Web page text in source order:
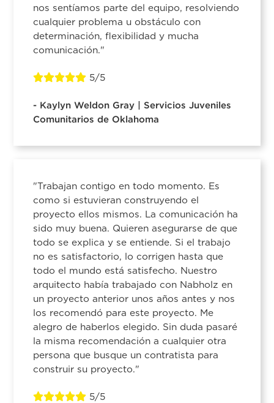
nos sentíamos parte del equipo, resolviendo
cualquier problema u obstáculo con
determinación, flexibilidad y mucha
comunicación."
5/5
- Kaylyn Weldon Gray | Servicios Juveniles
Comunitarios de Oklahoma
"Trabajan contigo en todo momento. Es
como si estuvieran construyendo el
proyecto ellos mismos. La comunicación ha
sido muy buena. Quieren asegurarse de que
todo se explica y se entiende. Si el trabajo
no es satisfactorio, lo corrigen hasta que
todo el mundo está satisfecho. Nuestro
arquitecto había trabajado con Nabholz en
un proyecto anterior unos años antes y nos
los recomendó para este proyecto. Me
alegro de haberlos elegido. Sin duda pasaré
la misma recomendación a cualquier otra
persona que busque un contratista para
construir su proyecto."
5/5